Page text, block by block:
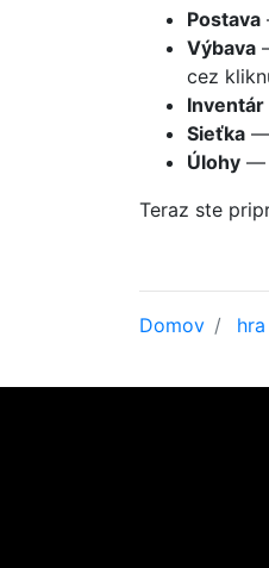
Postava
Výbava
cez
Inventár
Sieťka —
Úlohy —
Teraz ste
Domov